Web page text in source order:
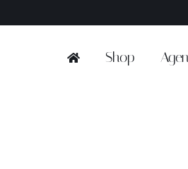
Shop